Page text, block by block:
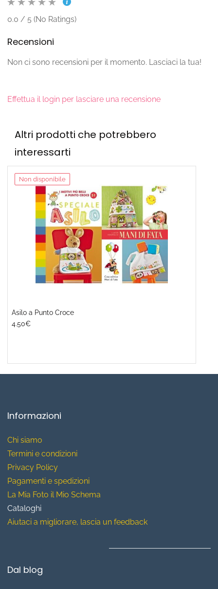
0.0 / 5 (No Ratings)
Recensioni
Non ci sono recensioni per il momento. Lasciaci la tua!
Effettua il login per lasciare una recensione
Altri prodotti che potrebbero
interessarti
Non disponibile
Asilo a Punto Croce
4.50€
Informazioni
Chi siamo
Termini e condizioni
Privacy Policy
Pagamenti e spedizioni
La Mia Foto il Mio Schema
Cataloghi
Aiutaci a migliorare, lascia un feedback
Dal blog